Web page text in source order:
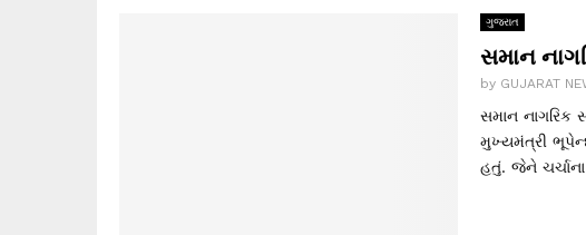
ગુજરાત
સમાન
by GUJARAT
સમાન નાગરિક
મુખ્યમંત્રી
હતું. જેને